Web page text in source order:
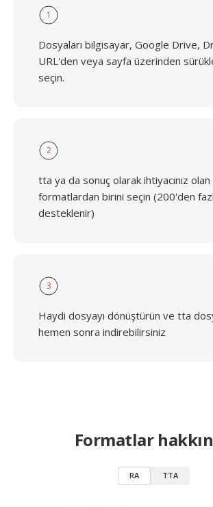
1
Dosyaları bilgisayar, Google Drive,
URL'den veya sayfa üzerinden
seçin.
2
tta ya da sonuç olarak ihtiyacınız
formatlardan birini seçin (200'den
desteklenir)
3
Haydi dosyayı dönüştürün ve tta
hemen sonra indirebilirsiniz
Formatlar
RA TTA